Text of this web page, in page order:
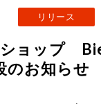
リリース
ョップ
のお知らせ